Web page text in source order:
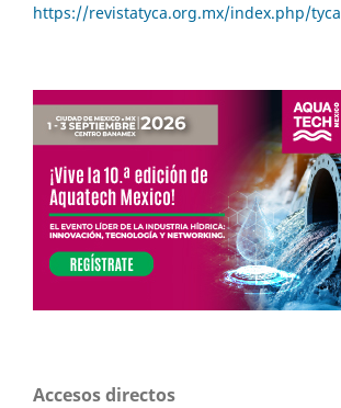
https://revistatyca.org.mx/index.php/tyca
Accesos directos